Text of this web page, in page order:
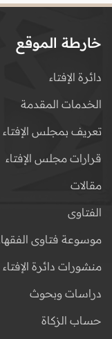
خارطة الموقع
دائرة الإفتاء
الخدمات المقدمة
تعريف بمجلس الإفتاء
قرارات مجلس الإفتاء
مقالات
الفتاوى
موسوعة فتاوى
منشورات دائرة الإفتاء
دراسات وبحوث
حساب الزكاة